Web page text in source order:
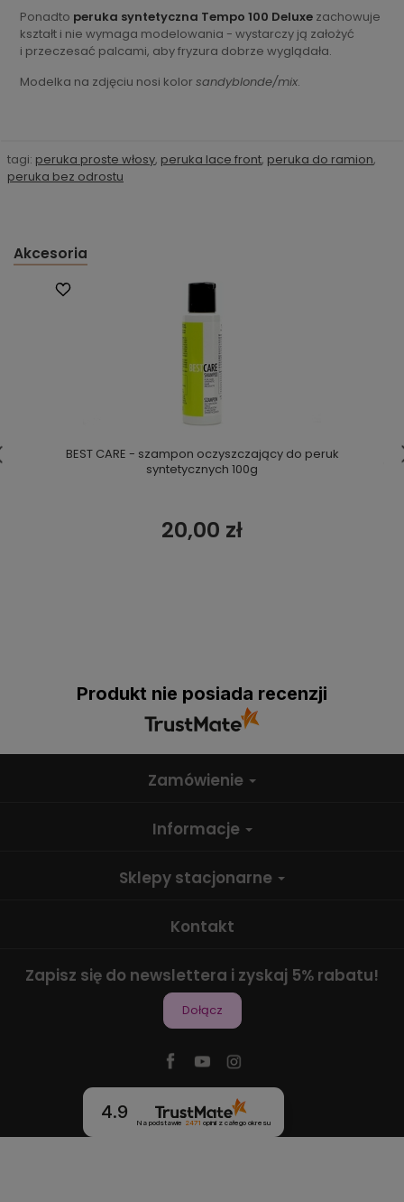
Ponadto peruka syntetyczna Tempo 100 Deluxe zachowuje
kształt i nie wymaga modelowania - wystarczy ją założyć
i przeczesać palcami, aby fryzura dobrze wyglądała.
Modelka na zdjęciu nosi kolor sandyblonde/mix.
tagi: peruka proste włosy, peruka lace front, peruka do ramion,
peruka bez odrostu
Akcesoria
BEST CARE - szampon oczyszczający do peruk
syntetycznych 100g
20,00 zł
Produkt nie posiada recenzji
Zamówienie
Informacje
Sklepy stacjonarne
Kontakt
Zapisz się do newslettera i zyskaj 5% rabatu!
Dołącz
4.9
Na podstawie 2471 opinii z całego okresu